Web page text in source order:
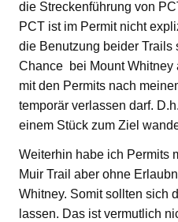
die Streckenführung von
PCT ist im Permit nicht
die Benutzung beider Trails
Chance bei Mount Whitney
mit den Permits nach
temporär verlassen darf.
einem Stück zum Ziel
Weiterhin habe ich Permits
Muir Trail aber ohne
Whitney. Somit sollten sich
lassen. Das ist vermutlich